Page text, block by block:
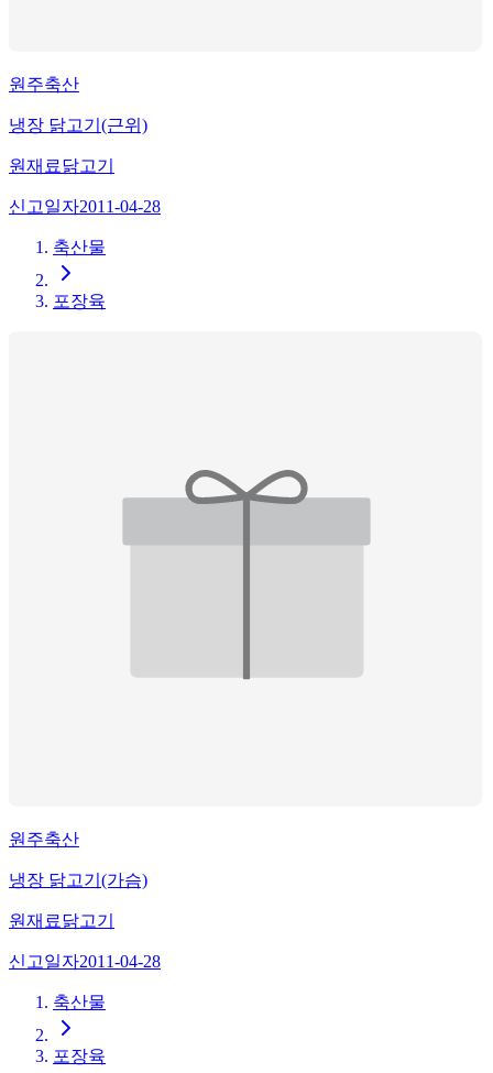
원주축산
냉장 닭고기(근위)
원재료닭고기
신고일자2011-04-28
축산물
포장육
원주축산
냉장 닭고기(가슴)
원재료닭고기
신고일자2011-04-28
축산물
포장육